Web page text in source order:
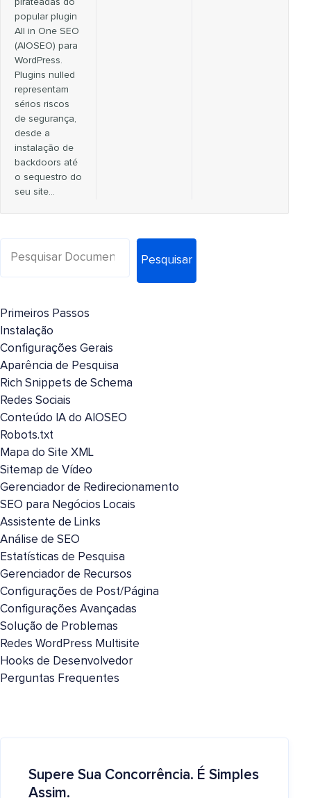
popular plugin
All in One SEO
(AIOSEO) para
WordPress.
Plugins nulled
representam
sérios riscos
de segurança,
desde a
instalação de
backdoors até
o sequestro do
seu site…
Pesquisar
Primeiros Passos
Instalação
Configurações Gerais
Aparência de Pesquisa
Rich Snippets de Schema
Redes Sociais
Conteúdo IA do AIOSEO
Robots.txt
Mapa do Site XML
Sitemap de Vídeo
Gerenciador de Redirecionamento
SEO para Negócios Locais
Assistente de Links
Análise de SEO
Estatísticas de Pesquisa
Gerenciador de Recursos
Configurações de Post/Página
Configurações Avançadas
Solução de Problemas
Redes WordPress Multisite
Hooks de Desenvolvedor
Perguntas Frequentes
Supere Sua Concorrência. É Simples
Assim.